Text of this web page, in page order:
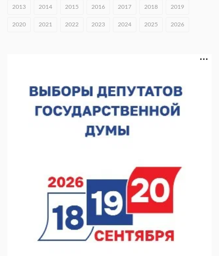
В Чкаловске спустили на воду «Метеор-120Р»
07.08.2026 14:01
В Нижнем Новгороде отметили 70-летие Дня строителя
07.08.2026 12:04
В Нижегородской области созданы четыре ММЦ
07.08.2026 11:46
2013 2014 2015 2016 2017 2018 2019
2020 2021 2022 2023 2024 2025 2026